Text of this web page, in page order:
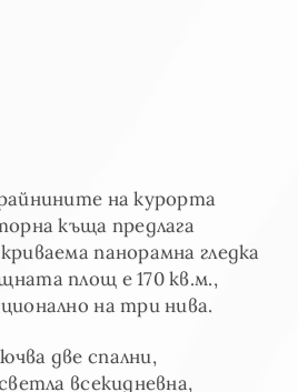
на курорта
къща предлага
панорамна гледка
площ е 170 кв.м.,
на три нива.
две спални,
всекидневна,